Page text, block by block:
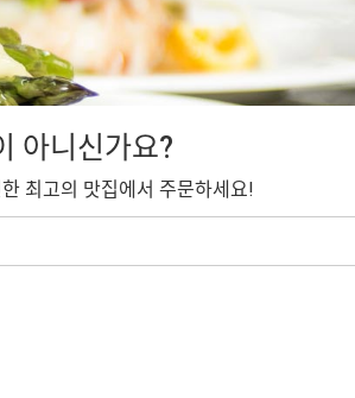
아니신가요?
최고의 맛집에서 주문하세요!